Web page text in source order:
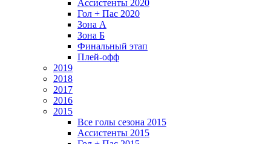
Ассистенты 2020
Гол + Пас 2020
Зона А
Зона Б
Финальный этап
Плей-офф
2019
2018
2017
2016
2015
Все голы сезона 2015
Ассистенты 2015